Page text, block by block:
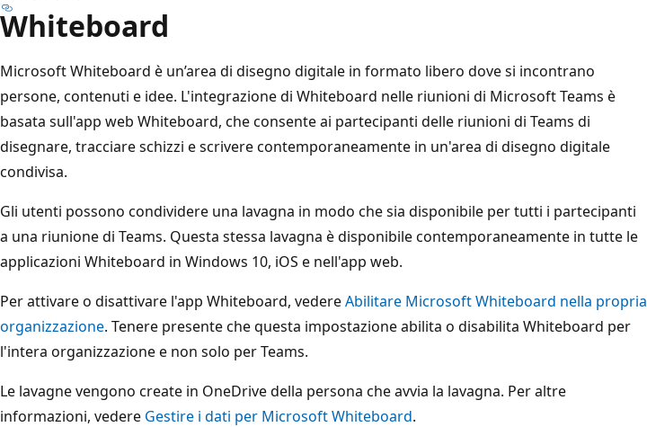
Whiteboard
Microsoft Whiteboard è un’area di disegno digitale in formato libero dove si incontrano
persone, contenuti e idee. L'integrazione di Whiteboard nelle riunioni di Microsoft Teams è
basata sull'app web Whiteboard, che consente ai partecipanti delle riunioni di Teams di
disegnare, tracciare schizzi e scrivere contemporaneamente in un'area di disegno digitale
condivisa.
Gli utenti possono condividere una lavagna in modo che sia disponibile per tutti i partecipanti
a una riunione di Teams. Questa stessa lavagna è disponibile contemporaneamente in tutte le
applicazioni Whiteboard in Windows 10, iOS e nell'app web.
Per attivare o disattivare l'app Whiteboard, vedereAbilitare Microsoft Whiteboard nella propria
organizzazione. Tenere presente che questa impostazione abilita o disabilita Whiteboard per
l'intera organizzazione e non solo per Teams.
Le lavagne vengono create in OneDrive della persona che avvia la lavagna. Per altre
informazioni, vedere Gestire i dati per Microsoft Whiteboard.